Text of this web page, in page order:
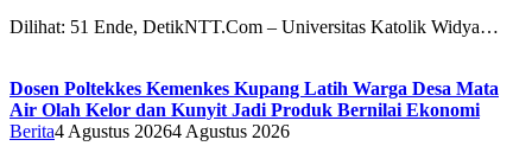
Dilihat: 51 Ende, DetikNTT.Com – Universitas Katolik Widya…
Dosen Poltekkes Kemenkes Kupang Latih Warga Desa Mata
Air Olah Kelor dan Kunyit Jadi Produk Bernilai Ekonomi
Berita4 Agustus 20264 Agustus 2026